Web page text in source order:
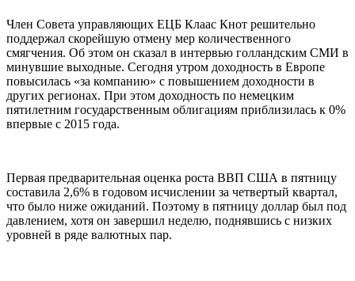
Член Совета управляющих ЕЦБ Клаас Кнот решительно
поддержал скорейшую отмену мер количественного
смягчения. Об этом он сказал в интервью голландским СМИ в
минувшие выходные. Сегодня утром доходность в Европе
повысилась «за компанию» с повышением доходности в
других регионах. При этом доходность по немецким
пятилетним государственным облигациям приблизилась к 0%
впервые с 2015 года.
Первая предварительная оценка роста ВВП США в пятницу
составила 2,6% в годовом исчислении за четвертый квартал,
что было ниже ожиданий. Поэтому в пятницу доллар был под
давлением, хотя он завершил неделю, поднявшись с низких
уровней в ряде валютных пар.